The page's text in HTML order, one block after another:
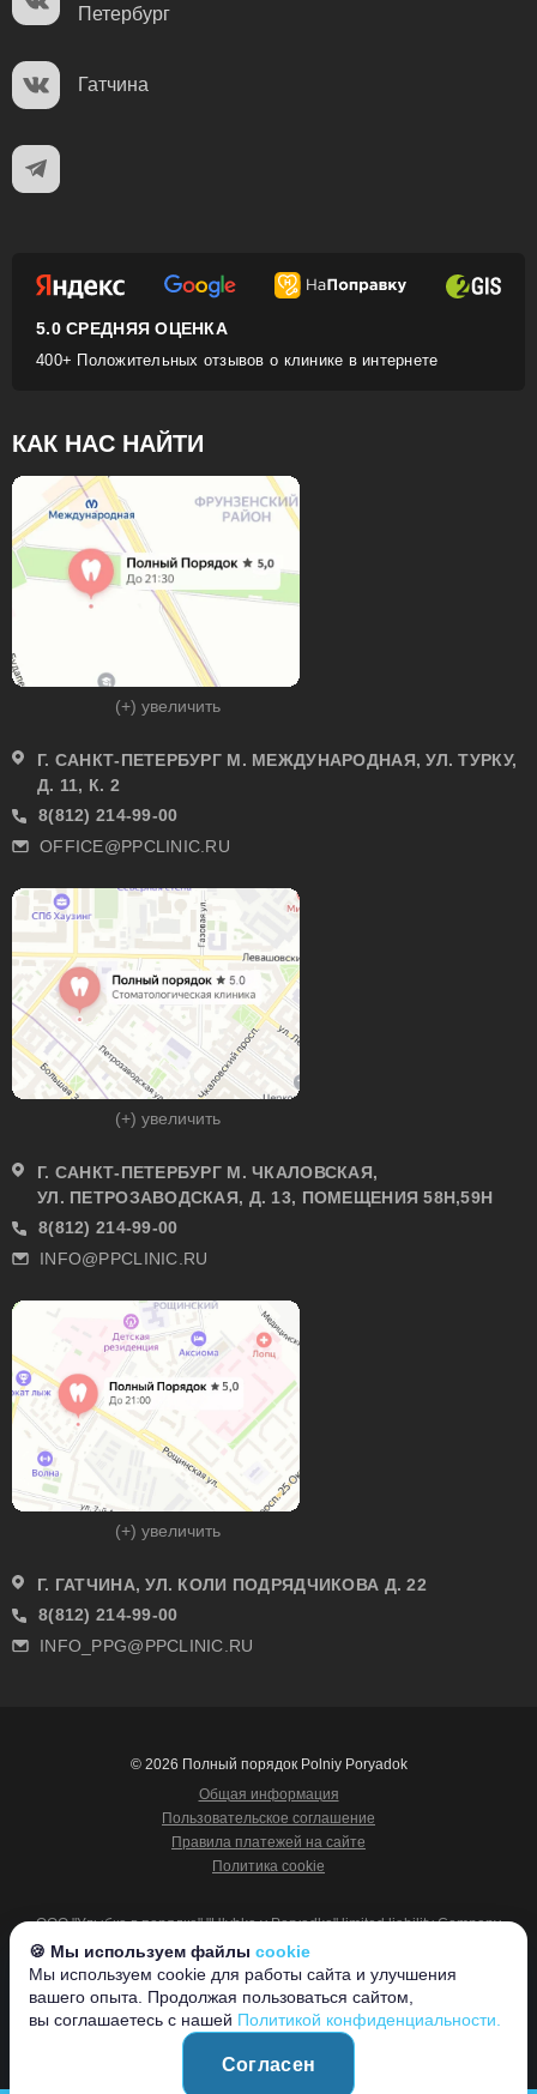
Петербург
Гатчина
5.0 СРЕДНЯЯ ОЦЕНКА
400+ Положительных отзывов о клинике в интернете
КАК НАС НАЙТИ
(+) увеличить
Г. САНКТ-ПЕТЕРБУРГ М. МЕЖДУНАРОДНАЯ, УЛ. ТУРКУ,
Д. 11, К. 2
8(812) 214-99-00
OFFICE@PPCLINIC.RU
(+) увеличить
Г. САНКТ-ПЕТЕРБУРГ М. ЧКАЛОВСКАЯ,
УЛ. ПЕТРОЗАВОДСКАЯ, Д. 13, ПОМЕЩЕНИЯ 58Н,59Н
8(812) 214-99-00
INFO@PPCLINIC.RU
(+) увеличить
Г. ГАТЧИНА, УЛ. КОЛИ ПОДРЯДЧИКОВА Д. 22
8(812) 214-99-00
INFO_PPG@PPCLINIC.RU
© 2026 Полный порядок Polniy Poryadok
Общая информация
Пользовательское соглашение
Правила платежей на сайте
Политика cookie
ООО "Улыбка в порядке" "Ulybka v Poryadke" limited liability Company
ИНН 7816704653
г. Санкт-Петербург, ул. Турку, д. 11, корп. 2, лит. А, пом. 1-Н, (пом. 11,
12),
192071, Россия
11 Turku Street, Building 2, Letter "A", Room 1-H Saint Petersburg,
Leningrad Region 192071 Россия
🍪 Мы используем файлы cookie
Мы используем cookie для работы сайта и улучшения
вашего опыта. Продолжая пользоваться сайтом,
вы соглашаетесь с нашей Политикой конфиденциальности.
Согласен